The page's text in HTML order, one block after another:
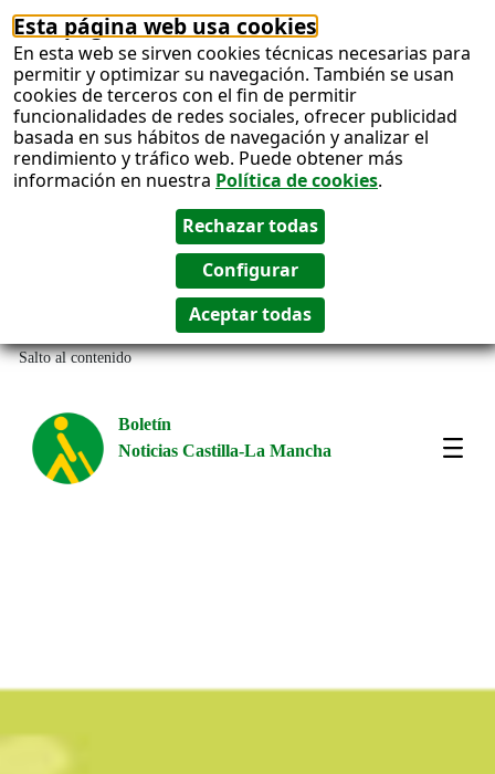
Esta página web usa cookies
En esta web se sirven cookies técnicas necesarias para
permitir y optimizar su navegación. También se usan
cookies de terceros con el fin de permitir
funcionalidades de redes sociales, ofrecer publicidad
basada en sus hábitos de navegación y analizar el
rendimiento y tráfico web. Puede obtener más
información en nuestra Política de cookies.
Salto al contenido
Boletín
Noticias Castilla-La Mancha